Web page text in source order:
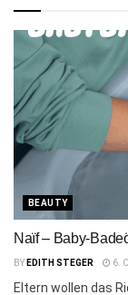
BEAUTY
Naïf – Baby-
BY EDITH STEGER 6.
Eltern wollen das